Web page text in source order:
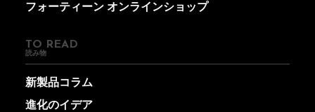
フォーティーン オンラインショップ
TO READ
読み物
新製品コラム
進化のイデア